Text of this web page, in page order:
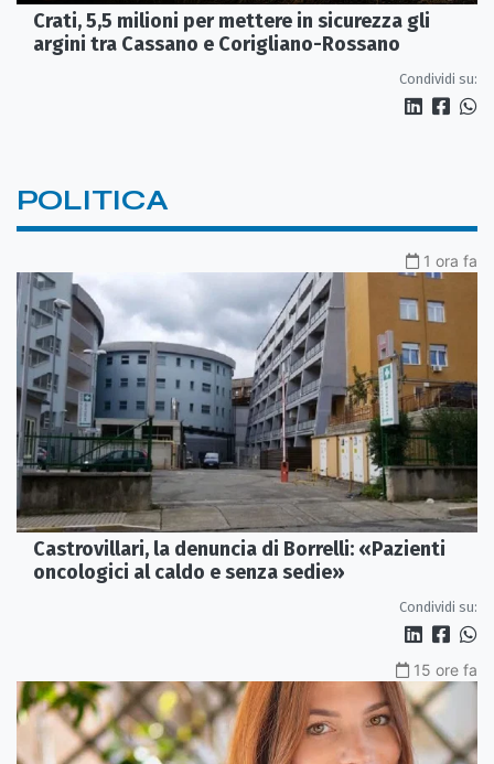
Crati, 5,5 milioni per mettere in sicurezza gli
argini tra Cassano e Corigliano-Rossano
Condividi su:
POLITICA
1 ora fa
Castrovillari, la denuncia di Borrelli: «Pazienti
oncologici al caldo e senza sedie»
Condividi su:
15 ore fa